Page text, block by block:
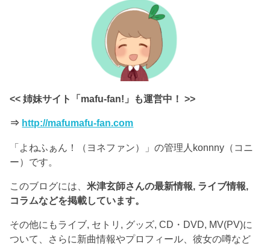
<< 姉妹サイト「mafu-fan!」も運営中！ >>
⇒ http://mafumafu-fan.com
「よねふぁん！（ヨネファン）」の管理人konnny（コニ
ー）です。
このブログには、米津玄師さんの最新情報, ライブ情報,
コラムなどを掲載しています。
その他にもライブ, セトリ, グッズ, CD・DVD, MV(PV)に
ついて、さらに新曲情報やプロフィール、彼女の噂など